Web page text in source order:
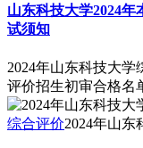
山东科技大学2024
试须知
2024年山东科技大学
评价招生初审合格名
综合评价2024年山东